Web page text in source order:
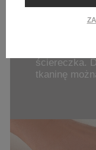
zatrzymuje
resztki psich
ściereczka.
tkaninę